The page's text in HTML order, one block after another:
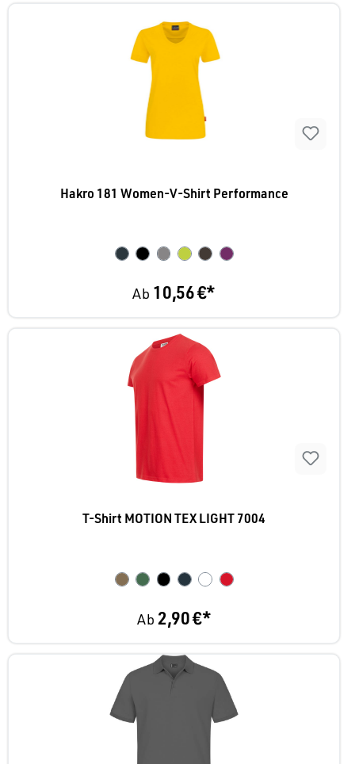
Hakro 181 Women-V-Shirt Performance
Ab 10,56 €*
T-Shirt MOTION TEX LIGHT 7004
Ab2,90 €*